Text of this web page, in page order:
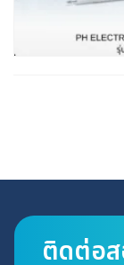
ติดต่อส